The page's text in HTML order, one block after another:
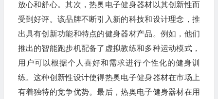
放心和舒心。其次，热奥电子健身器材以其创新性而
受到好评。该品牌不断引入新的科技和设计理念，推
出具有创新功能和特点的健身器材产品。例如，他们
推出的智能跑步机配备了虚拟教练和多种运动模式，
用户可以根据个人喜好和需求进行个性化的健身训
练。这种创新性设计使得热奥电子健身器材在市场上
有着独特的竞争优势。最后，热奥电子健身器材在用